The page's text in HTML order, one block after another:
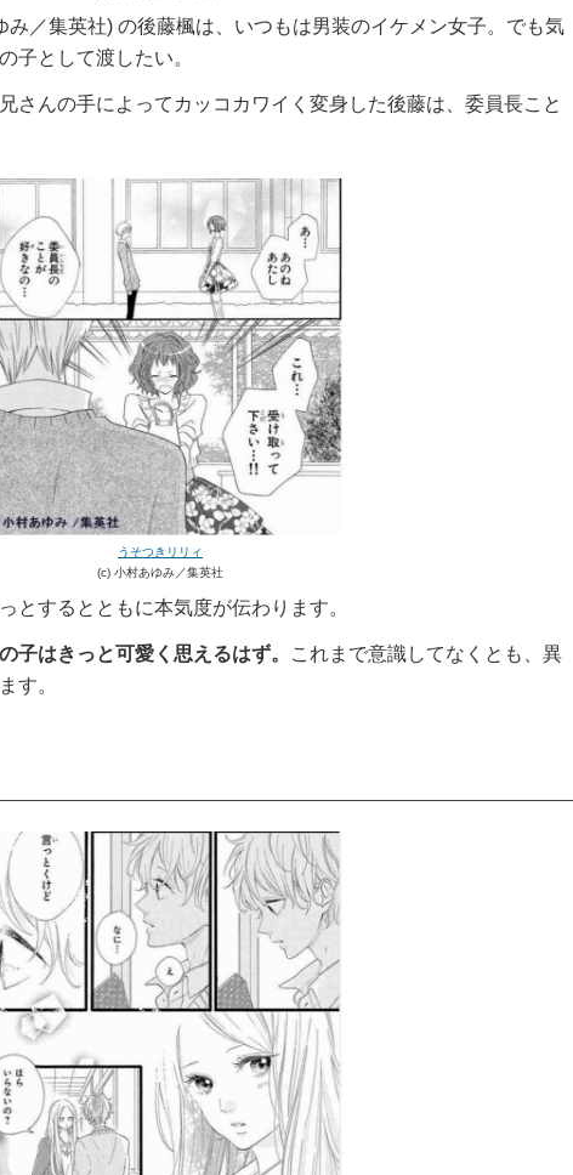
み／集英社) の後藤楓は、いつもは男装のイケメン女子。でも気
子として渡したい。
さんの手によってカッコカワイく変身した後藤は、委員長こと
うそつきリリィ
(c) 小村あゆみ／集英社
とするとともに本気度が伝わります。
子はきっと可愛く思えるはず。
これまで意識してなくとも、異
す。